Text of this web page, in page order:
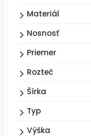
Materiál
Nosnosť
Priemer
Rozteč
Šírka
Typ
Výška